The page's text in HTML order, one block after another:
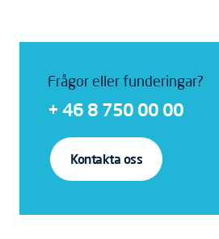
Frågor eller funderingar?
+ 46 8 750 00 00
Kontakta oss